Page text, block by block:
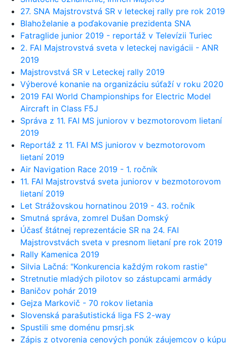
27. SNA Majstrovstvá SR v leteckej rally pre rok 2019
Blahoželanie a poďakovanie prezidenta SNA
Fatraglide junior 2019 - reportáž v Televízii Turiec
2. FAI Majstrovstvá sveta v leteckej navigácii - ANR
2019
Majstrovstvá SR v Leteckej rally 2019
Výberové konanie na organizáciu súťaží v roku 2020
2019 FAI World Championships for Electric Model
Aircraft in Class F5J
Správa z 11. FAI MS juniorov v bezmotorovom lietaní
2019
Reportáž z 11. FAI MS juniorov v bezmotorovom
lietaní 2019
Air Navigation Race 2019 - 1. ročník
11. FAI Majstrovstvá sveta juniorov v bezmotorovom
lietaní 2019
Let Strážovskou hornatinou 2019 - 43. ročník
Smutná správa, zomrel Dušan Domský
Účasť štátnej reprezentácie SR na 24. FAI
Majstrovstvách sveta v presnom lietaní pre rok 2019
Rally Kamenica 2019
Silvia Lačná: "Konkurencia každým rokom rastie"
Stretnutie mladých pilotov so zástupcami armády
Baničov pohár 2019
Gejza Markovič - 70 rokov lietania
Slovenská parašutistická liga FS 2-way
Spustili sme doménu pmsrj.sk
Zápis z otvorenia cenových ponúk záujemcov o kúpu